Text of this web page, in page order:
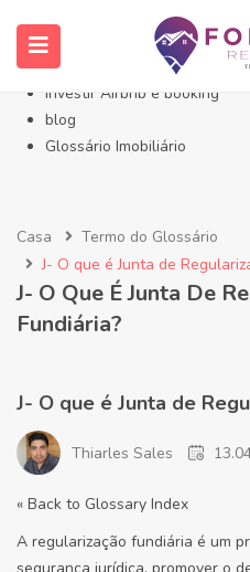
Início- Imóveis Fortaleza
Imóveis em Fortaleza
Imóveis no Eusébio
Investir Airbnb e booking
blog
Glossário Imobiliário
Casa
Termo do Glossário
J- O que é Junta de
J- O Que É Junta De
Fundiária?
J- O que é Junta de
Thiarles Sales
« Back to Glossary Index
A regularização fundiária é um